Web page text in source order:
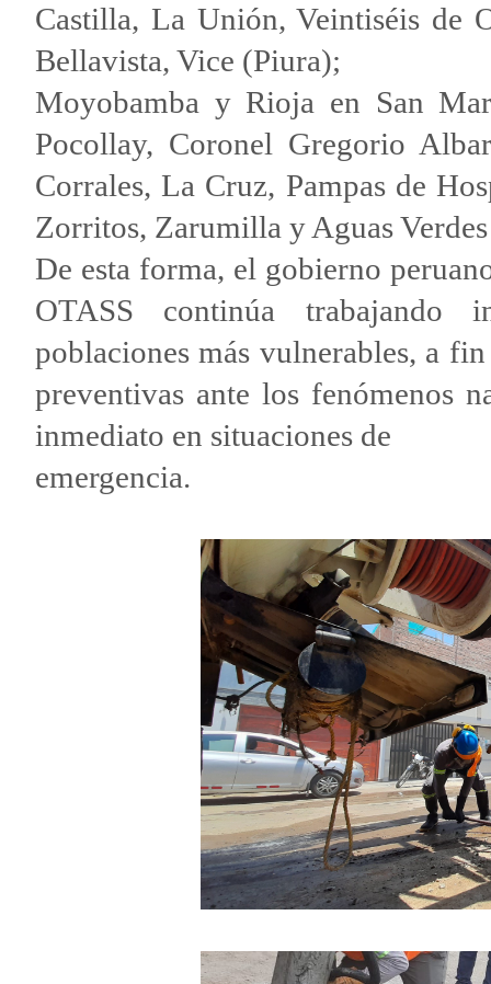
Castilla, La Unión, Veintiséis de
Bellavista, Vice (Piura);
Moyobamba y Rioja en San
Pocollay, Coronel Gregorio
Corrales, La Cruz, Pampas de
Zorritos, Zarumilla y Aguas
De esta forma, el gobierno
OTASS continúa trabajando
poblaciones más vulnerables, a
preventivas ante los fenómenos
inmediato en situaciones de
emergencia.